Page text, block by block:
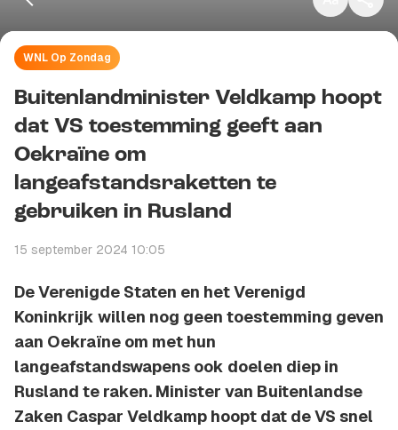
WNL Op Zondag
Buitenlandminister Veldkamp hoopt
dat VS toestemming geeft aan
Oekraïne om
langeafstandsraketten te
gebruiken in Rusland
15 september 2024 10:05
De Verenigde Staten en het Verenigd
Koninkrijk willen nog geen toestemming geven
aan Oekraïne om met hun
langeafstandswapens ook doelen diep in
Rusland te raken. Minister van Buitenlandse
Zaken Caspar Veldkamp hoopt dat de VS snel